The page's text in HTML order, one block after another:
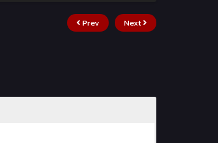
Prev Next